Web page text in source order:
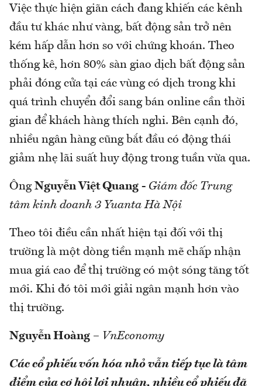
Việc thực hiện giãn cách đang khiến các kênh
đầu tư khác như vàng, bất động sản trở nên
kém hấp dẫn hơn so với chứng khoán. Theo
thống kê, hơn 80% sàn giao dịch bất động sản
phải đóng cửa tại các vùng có dịch trong khi
quá trình chuyển đổi sang bán online cần thời
gian để khách hàng thích nghi. Bên cạnh đó,
nhiều ngân hàng cũng bắt đầu có động thái
giảm nhẹ lãi suất huy động trong tuần vừa qua.
Ông Nguyễn Việt Quang - Giám đốc Trung
tâm kinh doanh 3 Yuanta Hà Nội
Theo tôi điều cần nhất hiện tại đối với thị
trường là một dòng tiền mạnh mẽ chấp nhận
mua giá cao để thị trường có một sóng tăng tốt
mới. Khi đó tôi mới giải ngân mạnh hơn vào
thị trường.
Nguyễn Hoàng – VnEconomy
Các cổ phiếu vốn hóa nhỏ vẫn tiếp tục là tâm
điểm của cơ hội lợi nhuận, nhiều cổ phiếu đã